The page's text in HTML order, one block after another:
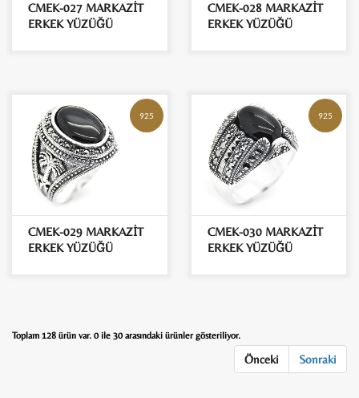
CMEK-027 MARKAZİT
ERKEK YÜZÜĞÜ
CMEK-028 MARKAZİT
ERKEK YÜZÜĞÜ
925
CMEK-029 MARKAZİT
ERKEK YÜZÜĞÜ
925
CMEK-030 MARKAZİT
ERKEK YÜZÜĞÜ
Toplam 128 ürün var. 0 ile 30 arasındaki ürünler gösteriliyor.
Önceki Sonraki